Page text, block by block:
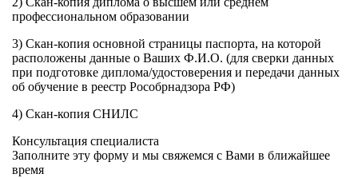
профессиональном образовании
3) Скан-копия основной страницы паспорта, на которой
расположены данные о Ваших Ф.И.О. (для сверки данных
при подготовке диплома/удостоверения и передачи данных
об обучение в реестр Рособрнадзора РФ)
4) Скан-копия СНИЛС
Консультация специалиста
Заполните эту форму и мы свяжемся с Вами в ближайшее
время